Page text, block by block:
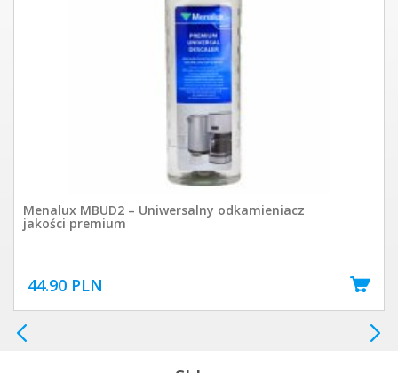
Menalux MBUD2 – Uniwersalny odkamieniacz
jakości premium
44.90 PLN